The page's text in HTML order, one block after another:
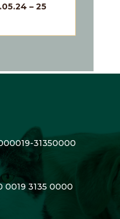
– 25
31350000
0019 3135 0000